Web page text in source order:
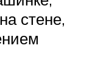
стене,